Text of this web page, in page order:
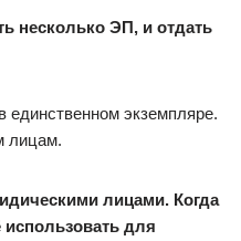
несколько ЭП, и отдать
экземпляре.
лицам.
лицами. Когда
использовать для